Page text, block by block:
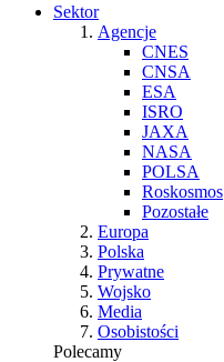
Sektor
Agencje
CNES
CNSA
ESA
ISRO
JAXA
NASA
POLSA
Roskosmos
Pozostałe
Europa
Polska
Prywatne
Wojsko
Media
Osobistości
Polecamy